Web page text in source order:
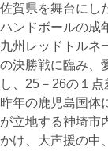
佐賀県を舞台にし
ハンドボールの成
九州レッドトルネ
の決勝戦に臨み、
し、 25 － 26の１点
昨年の鹿児島国体
が立地する神埼市
かけ、大声援の中